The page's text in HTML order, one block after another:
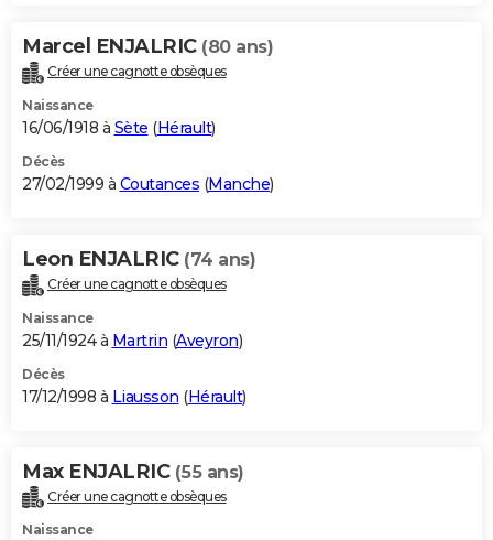
Marcel ENJALRIC (80 ans)
Créer une cagnotte obsèques
Naissance
16/06/1918 à Sète (Hérault)
Décès
27/02/1999 à Coutances (Manche)
Leon ENJALRIC (74 ans)
Créer une cagnotte obsèques
Naissance
25/11/1924 à Martrin (Aveyron)
Décès
17/12/1998 à Liausson (Hérault)
Max ENJALRIC (55 ans)
Créer une cagnotte obsèques
Naissance